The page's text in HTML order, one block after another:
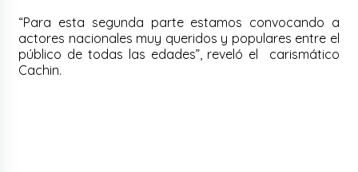
“Para esta segunda parte estamos convocando a
actores nacionales muy queridos y populares entre el
público de todas las edades”, reveló el carismático
Cachin.